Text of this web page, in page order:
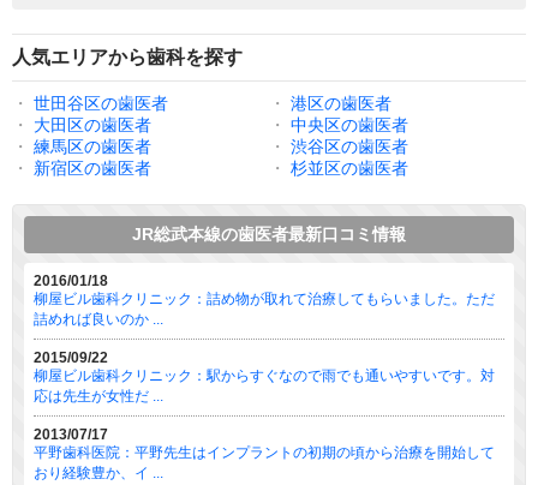
人気エリアから歯科を探す
・ 世田谷区の歯医者 ・
港区の歯医者
・
大田区の歯医者 ・
中央区の歯医者
・
練馬区の歯医者 ・
渋谷区の歯医者
・
新宿区の歯医者 ・ 杉並区の歯医者
JR総武本線の歯医者最新口コミ情報
2016/01/18
柳屋ビル歯科クリニック：詰め物が取れて治療してもらいました。ただ
詰めれば良いのか ...
2015/09/22
柳屋ビル歯科クリニック：駅からすぐなので雨でも通いやすいです。対
応は先生が女性だ ...
2013/07/17
平野歯科医院：平野先生はインプラントの初期の頃から治療を開始して
おり経験豊か、イ ...